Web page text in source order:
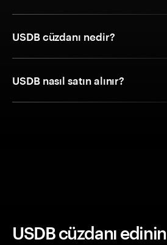
USDB cüzdanı nedir?
USDB nasıl satın alınır?
USDB cüzdanı edinin